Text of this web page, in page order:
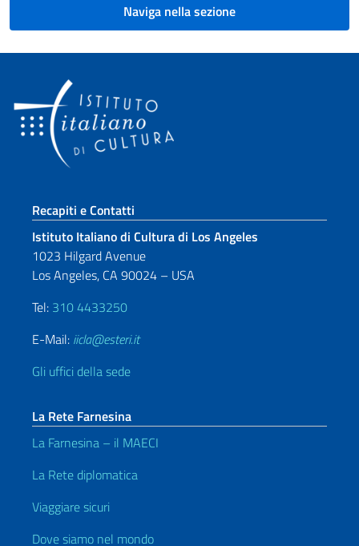
Naviga nella sezione
Sezione footer
Recapiti e Contatti
Istituto Italiano di Cultura di Los Angeles
1023 Hilgard Avenue
Los Angeles, CA 90024 – USA
Tel: 310 4433250
E-Mail: iicla@esteri.it
Gli uffici della sede
La Rete Farnesina
La Farnesina – il MAECI
La Rete diplomatica
Viaggiare sicuri
Dove siamo nel mondo